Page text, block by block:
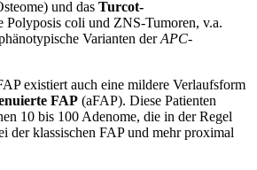
und das Turcot-
Polyposis coli und ZNS-Tumoren, v.a.
Varianten derAPC-
existiert auch eine mildere Verlaufsform
FAP (aFAP). Diese Patienten
10 bis 100 Adenome, die in der Regel
der klassischen FAP und mehr proximal